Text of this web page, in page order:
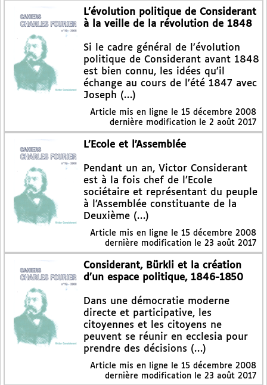
L’évolution politique de Considerant
à la veille de la révolution de 1848
Si le cadre général de l’évolution
politique de Considerant avant 1848
est bien connu, les idées qu’il
échange au cours de l’été 1847 avec
Joseph (…)
Article mis en ligne le 15 décembre 2008
dernière modification le 2 août 2017
L’Ecole et l’Assemblée
Pendant un an, Victor Considerant
est à la fois chef de l’Ecole
sociétaire et représentant du peuple
à l’Assemblée constituante de la
Deuxième (…)
Article mis en ligne le 15 décembre 2008
dernière modification le 23 août 2017
Considerant, Bürkli et la création
d’un espace politique, 1846-1850
Dans une démocratie moderne
directe et participative, les
citoyennes et les citoyens ne
peuvent se réunir en ecclesia pour
prendre des décisions (…)
Article mis en ligne le 15 décembre 2008
dernière modification le 23 août 2017